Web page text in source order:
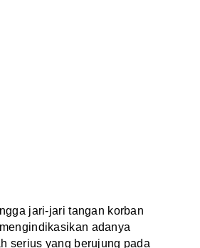
jari-jari tangan korban
adanya
serius yang berujung pada